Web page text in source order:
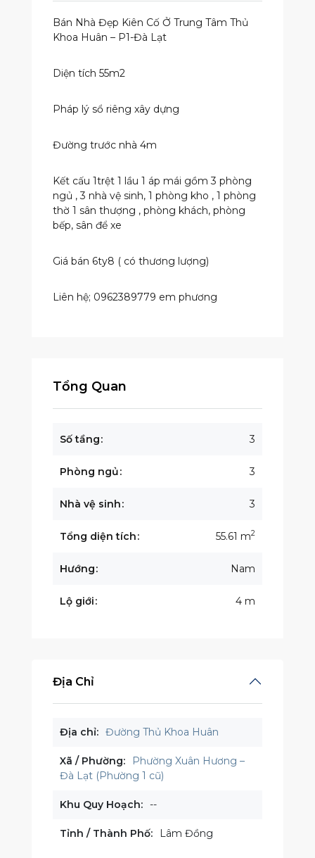
Bán Nhà Đẹp Kiên Cố Ở Trung Tâm Thủ
Khoa Huân – P1-Đà Lạt
Diện tích 55m2
Pháp lý sổ riêng xây dựng
Đường trước nhà 4m
Kết cấu 1trệt 1 lầu 1 áp mái gồm 3 phòng
ngủ , 3 nhà vệ sinh, 1 phòng kho , 1 phòng
thờ 1 sân thượng , phòng khách, phòng
bếp, sân để xe
Giá bán 6ty8 ( có thương lượng)
Liên hệ; 0962389779 em phương
Tổng Quan
Số tầng 3
Phòng ngủ 3
Nhà vệ sinh 3
Tổng diện tích 55.61 m2
Hướng Nam
Lộ giới 4 m
Địa Chỉ
Địa chỉ: Đường Thủ Khoa Huân
Xã / Phường:
Phường Xuân Hương –
Đà Lạt (Phường 1 cũ)
Khu Quy Hoạch: --
Tỉnh / Thành Phố: Lâm Đồng